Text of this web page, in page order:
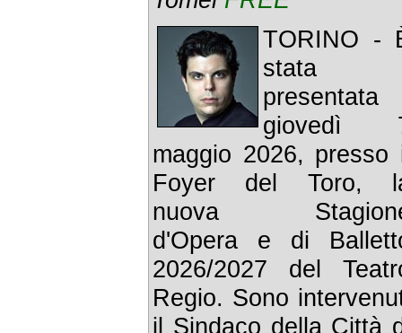
TORINO -
stata
presentata
giovedì
maggio 2026, presso
Foyer del Toro,
nuova
d'Opera e di
2026/2027 del
Regio. Sono
il Sindaco della Città